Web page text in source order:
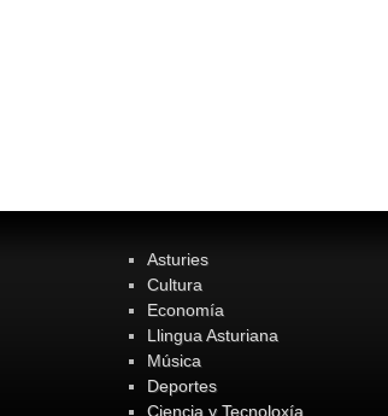
Asturies
Cultura
Economía
Llingua Asturiana
Música
Deportes
Ciencia y Tecnoloxía